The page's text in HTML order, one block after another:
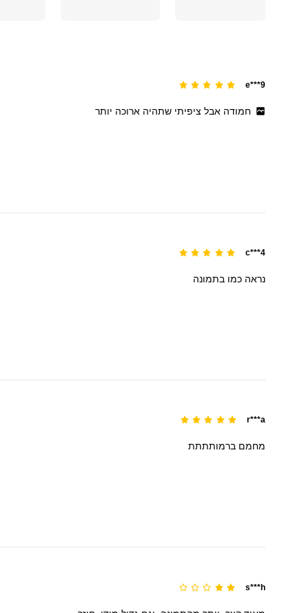
e***9
חמודהאבל ציפיתישתהיהארוכה יותר
c***4
נראה כמו בתמונה
r***a
מחמם ברמותתתת
s***h